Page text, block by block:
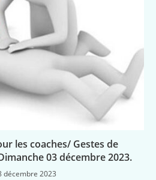
les coaches/ Gestes de
03 décembre 2023.
décembre 2023